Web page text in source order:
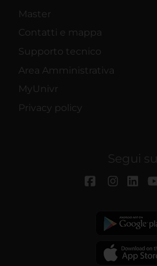
Master
Contatti e mappa
Supporto tecnico
Area Amministrativa
MyUnivr
Privacy policy
Segui su